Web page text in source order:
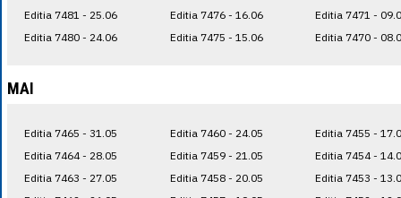
Editia 7481 - 25.06
Editia 7480 - 24.06
Editia 7476 - 16.06
Editia 7475 - 15.06
Editia 7471 -
Editia 7470 -
MAI
Editia 7465 - 31.05
Editia 7464 - 28.05
Editia 7463 - 27.05
Editia 7460 - 24.05
Editia 7459 - 21.05
Editia 7458 - 20.05
Editia 7455 -
Editia 7454 -
Editia 7453 -